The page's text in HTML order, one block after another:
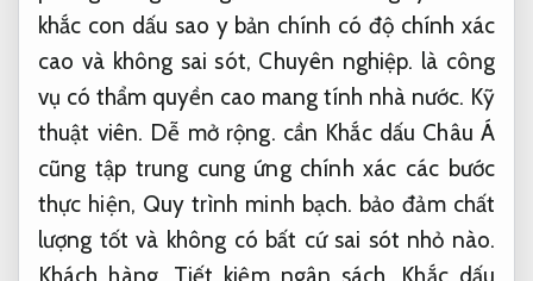
vào của các bạn khi cung cấp mặt hàng.
Lộ trình. Dễ mở rộng. Đối có các cơ quan có
thẩm quyền của nhà nước:Dịch vụ chuyên
nghiệp. Linh hoạt theo yêu cầu. Được tiêu
dùng có các văn bản, Giảm rủi ro xử lý.văn
phòng công chứng, Luôn sẵn sàng.yêu cầu
khắc con dấu sao y bản chính có độ chính xác